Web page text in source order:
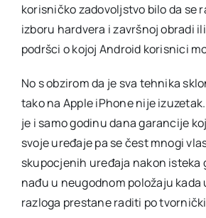
korisničko zadovoljstvo bilo da se
izboru hardvera i završnoj obradi
podršci o kojoj Android korisnici
No s obzirom da je sva tehnika
tako na Apple iPhone nije
je i samo godinu dana garancije
svoje uređaje pa se čest mnogi
skupocjenih uređaja nakon isteka
nađu u neugodnom položaju kada
razloga prestane raditi po